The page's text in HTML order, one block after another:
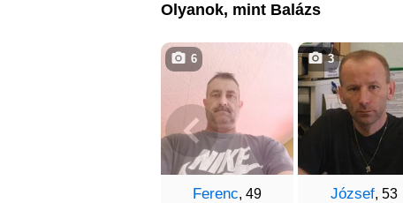
Olyanok, mint Balázs
Ferenc, 49
6
József, 53
3